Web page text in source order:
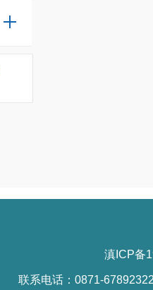
滇ICP备
联系电话：0871-